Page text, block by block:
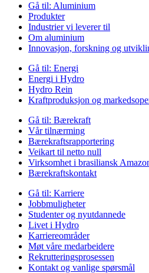
Gå til: Aluminium
Produkter
Industrier vi leverer til
Om aluminium
Innovasjon, forskning og
Gå til: Energi
Energi i Hydro
Hydro Rein
Kraftproduksjon og
Gå til: Bærekraft
Vår tilnærming
Bærekraftsrapportering
Veikart til netto null
Virksomhet i brasiliansk
Bærekraftskontakt
Gå til: Karriere
Jobbmuligheter
Studenter og nyutdannede
Livet i Hydro
Karriereområder
Møt våre medarbeidere
Rekrutteringsprosessen
Kontakt og vanlige spørsmål